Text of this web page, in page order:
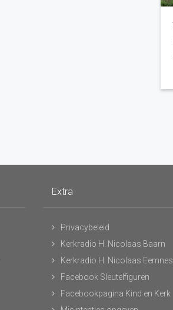
Extra
Privacybeleid
Kerkradio H. Nicolaas Baarn
Kerkradio H. Nicolaas Eemnes
Facebook Sleutelfiguren
Facebookpagina Kind en Kerk